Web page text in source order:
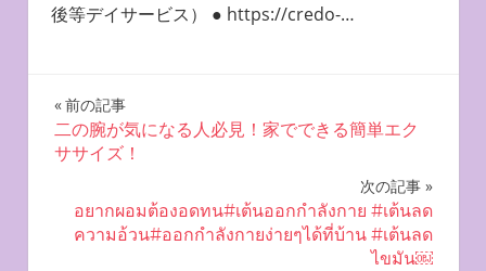
後等デイサービス） ● https://credo-…
投
稿
ナ
ビ
前の記事
二の腕が気になる人必見！家でできる簡単エク
ササイズ！
次の記事
อยากผอมต้องอดทน#เต้นออกกําลังกาย #เต้นลด
ความอ้วน#ออกกําลังกายง่ายๆได้ที่บ้าน #เต้นลด
ไขมัน￼